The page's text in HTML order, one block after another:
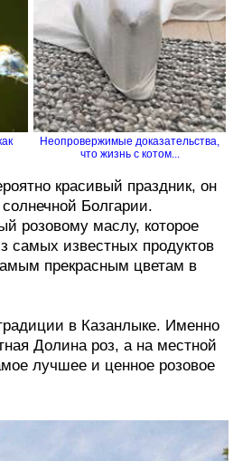
Неопровержимые доказательства,
что жизнь с котом...
красивый праздник, он
Болгарии.
розовому маслу, которое
самых известных продуктов
прекрасным цветам в
в Казанлыке. Именно
Долина роз, а на местной
лучшее и ценное розовое